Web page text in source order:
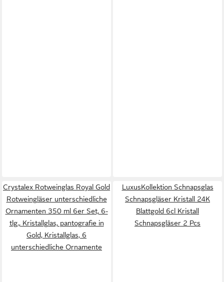
Crystalex Rotweinglas Royal Gold
Rotweingläser unterschiedliche
Ornamenten 350 ml 6er Set, 6-
tlg., Kristallglas, pantografie in
Gold, Kristallglas, 6
unterschiedliche Ornamente
LuxusKollektion Schnapsglas
Schnapsgläser Kristall 24K
Blattgold 6cl Kristall
Schnapsgläser 2 Pcs